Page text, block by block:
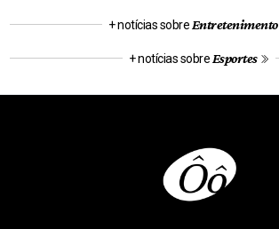
+ notícias sobre Entretenimento
+ notícias sobre Esportes